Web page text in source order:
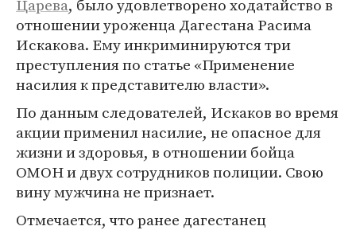
Царева, было удовлетворено ходатайство в
отношении уроженца Дагестана Расима
Искакова. Ему инкриминируются три
преступления по статье «Применение
насилия к представителю власти».
По данным следователей, Искаков во время
акции применил насилие, не опасное для
жизни и здоровья, в отношении бойца
ОМОН и двух сотрудников полиции. Свою
вину мужчина не признает.
Отмечается, что ранее дагестанец